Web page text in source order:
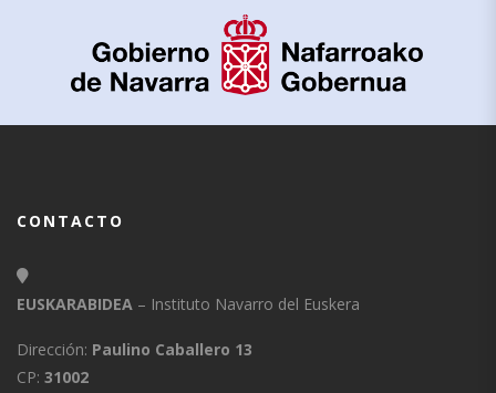
CONTACTO
EUSKARABIDEA – Instituto Navarro del Euskera
Dirección: Paulino Caballero 13
CP: 31002